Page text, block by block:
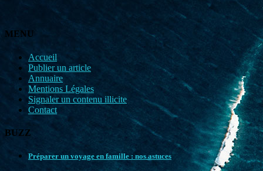
MENU
Accueil
Publier un article
Annuaire
Mentions Légales
Signaler un contenu illicite
Contact
BUZZ
Préparer un voyage en famille : nos astuces